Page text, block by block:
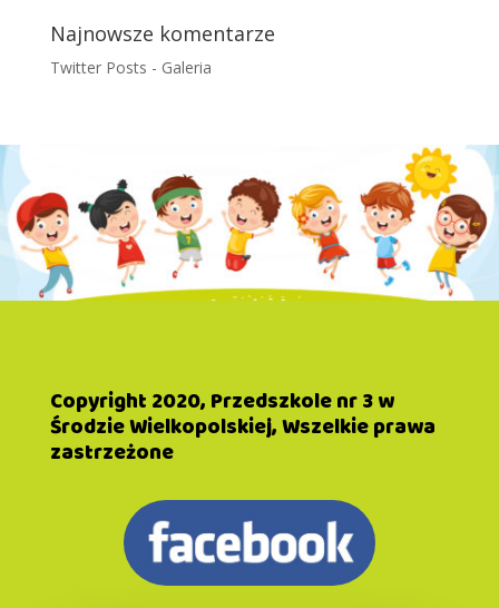
Najnowsze komentarze
Twitter Posts - Galeria
Copyright 2020, Przedszkole nr 3 w
Środzie Wielkopolskiej, Wszelkie prawa
zastrzeżone